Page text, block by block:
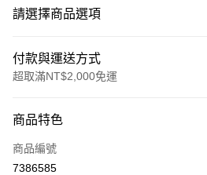
請選擇商品選項
付款與運送方式
超取滿NT$2,000免運
信用卡一次付款
超商取貨付款
商品特色
商品編號
7386585